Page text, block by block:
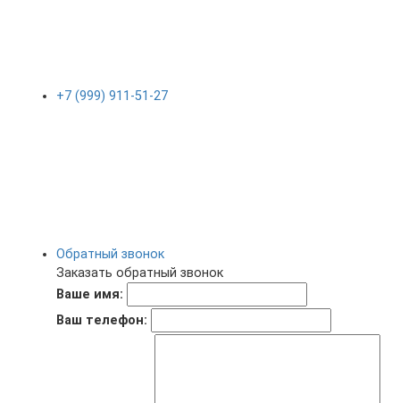
+7 (999) 911-51-27
Обратный звонок
Заказать обратный звонок
Ваше имя:
Ваш телефон: